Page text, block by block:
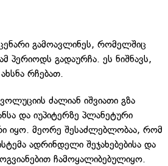
გამოავლინეს, რომელშიც
პერიოდს გადაურჩა. ეს ნიშნავს,
რჩებათ.
ძალიან იშვიათი გზა
და იუპიტერზე პლანეტური
იყო. მეორე შესაძლებლობაა, რომ
ადრინდელი შეჯახებებისა და
ჩამოყალიბებულიყო.